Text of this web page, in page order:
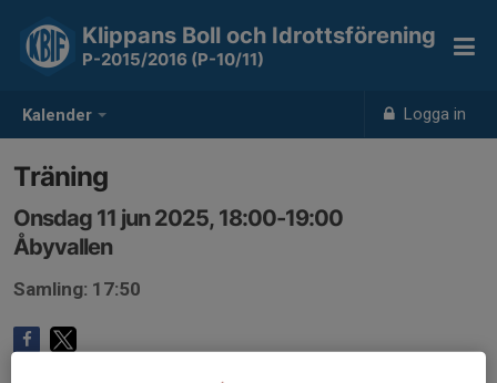
Kalender Logga in
Klippans Boll och Idrottsförening
P-2015/2016 (P-10/11)
Träning
Onsdag 11 jun 2025, 18:00-19:00
Åbyvallen
Samling: 17:50